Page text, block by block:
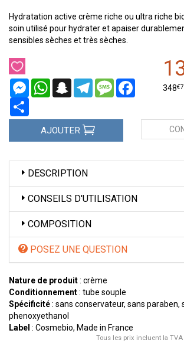
Hydratation active crème riche ou ultra riche
soin utilisé pour hydrater et apaiser
sensibles sèches et très sèches.
MessengerWhatsAppSnapchatTelegramMessageFacebook348€
AJOUTER
DESCRIPTION
CONSEILS D'UTILISATION
COMPOSITION
POSEZ UNE QUESTION
Nature de produit: crème
Conditionnement: tube souple
Spécificité: sans conservateur, sans paraben,
phenoxyethanol
Label : Cosmebio, Made in France
Tous les prix incluent la